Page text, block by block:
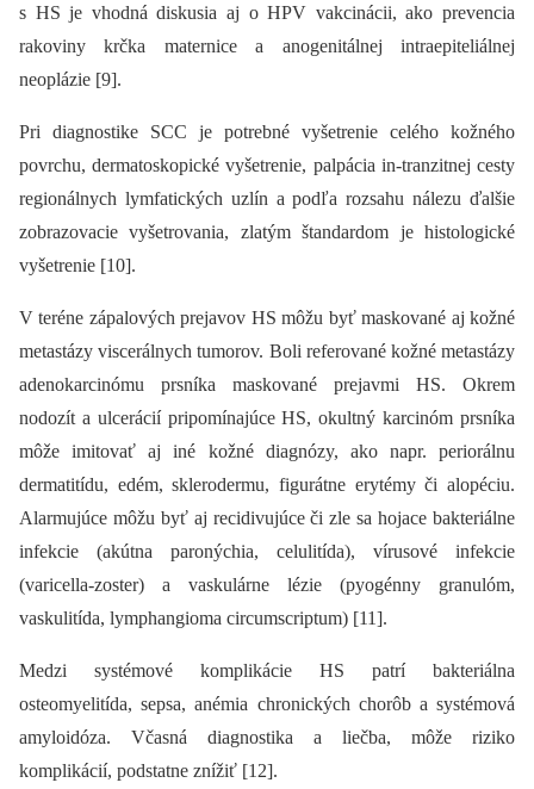
s HS je vhodná diskusia aj o HPV vakcinácii, ako prevencia
rakoviny krčka maternice a anogenitálnej intraepiteliálnej
neoplázie [9].
Pri diagnostike SCC je potrebné vyšetrenie celého kožného
povrchu, dermatoskopické vyšetrenie, palpácia in-tranzitnej cesty
regionálnych lymfatických uzlín a podľa rozsahu nálezu ďalšie
zobrazovacie vyšetrovania, zlatým štandardom je histologické
vyšetrenie [10].
V teréne zápalových prejavov HS môžu byť maskované aj kožné
metastázy viscerálnych tumorov. Boli referované kožné metastázy
adenokarcinómu prsníka maskované prejavmi HS. Okrem
nodozít a ulcerácií pripomínajúce HS, okultný karcinóm prsníka
môže imitovať aj iné kožné diagnózy, ako napr. periorálnu
dermatitídu, edém, sklerodermu, figurátne erytémy či alopéciu.
Alarmujúce môžu byť aj recidivujúce či zle sa hojace bakteriálne
infekcie (akútna paronýchia, celulitída), vírusové infekcie
(varicella-zoster) a vaskulárne lézie (pyogénny granulóm,
vaskulitída, lymphangioma circumscriptum) [11].
Medzi systémové komplikácie HS patrí bakteriálna
osteomyelitída, sepsa, anémia chronických chorôb a systémová
amyloidóza. Včasná diagnostika a liečba, môže riziko
komplikácií, podstatne znížiť [12].